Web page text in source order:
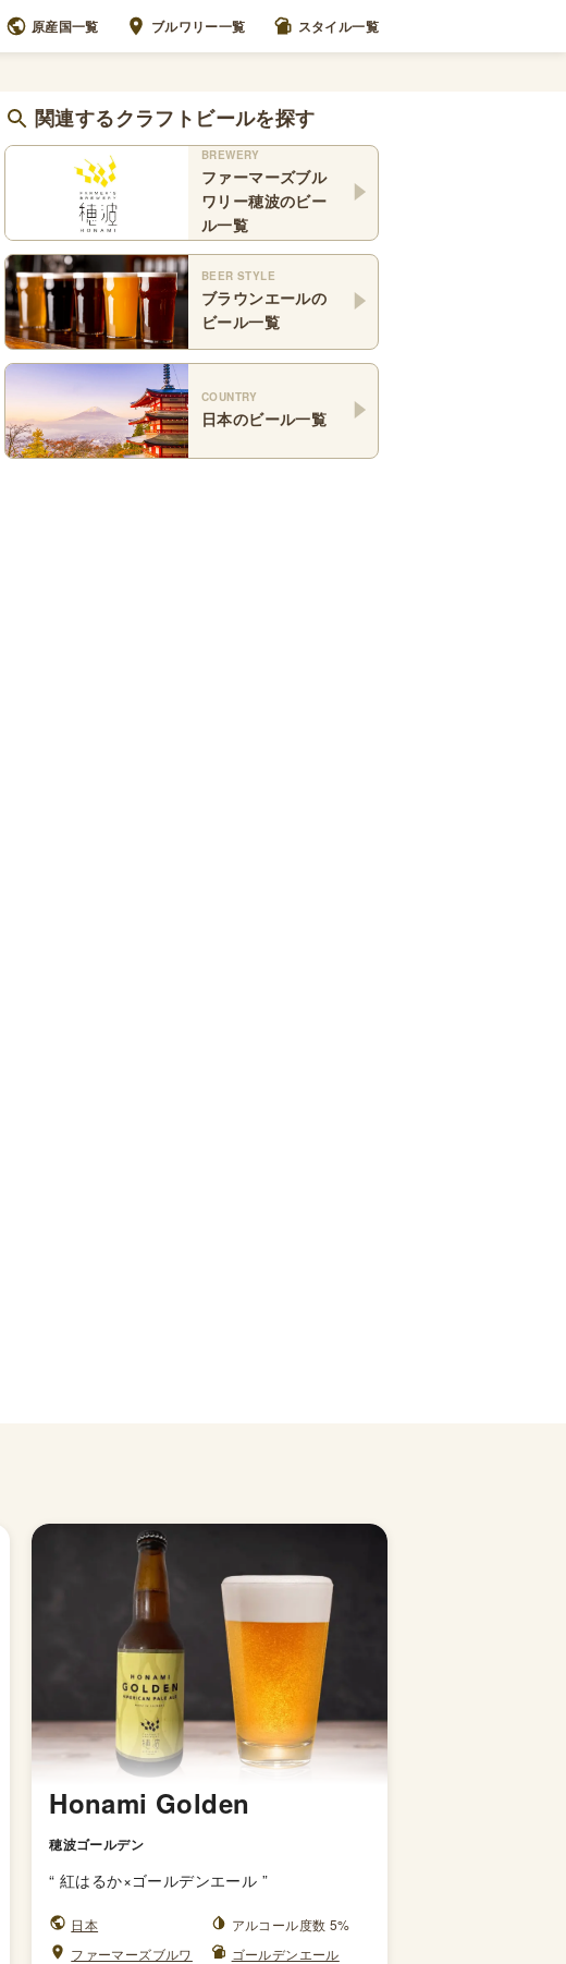
原産国一覧 ブルワリー一覧 スタイル一覧
関連するクラフトビールを探す
BREWERY
ファーマーズブル
ワリー穂波のビー
ル一覧
BEER STYLE
ブラウンエールの
ビール一覧
COUNTRY
日本のビール一覧
Honami Golden
穂波ゴールデン
“紅はるか×ゴールデンエール ”
日本
アルコール度数 5%
ファーマーズブルワ
ゴールデンエール